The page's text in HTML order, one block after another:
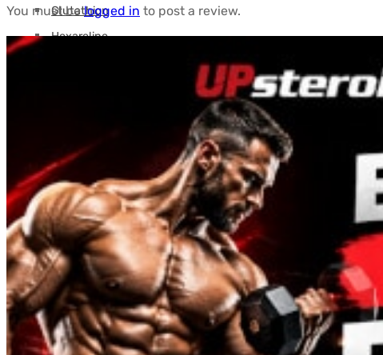
Glutathion
Hexareline
Levocarnitine (L-Carnitine)
Peptiden (M-Z)
Melanotan
MGF
MOD GRF 1-29
MOTS-C
NAD
Oxytocine
PEG-MGF
You must belogged in to post a review.